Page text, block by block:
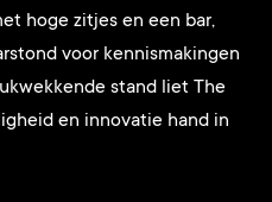
hoge zitjes en een bar,
voor kennismakingen
stand liet The
en innovatie hand in